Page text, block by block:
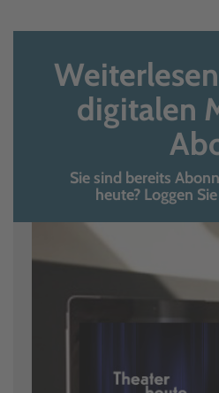
digitalen
Sie sind bereits
heute? Loggen